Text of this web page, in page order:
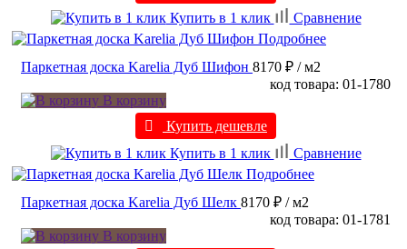
Купить в 1 клик
Сравнение
Подробнее
Паркетная доска Karelia Дуб Шифон 8170 ₽ / м2
код товара: 01-1780
В корзину
Купить дешевле
Купить в 1 клик
Сравнение
Подробнее
Паркетная доска Karelia Дуб Шелк 8170 ₽ / м2
код товара: 01-1781
В корзину